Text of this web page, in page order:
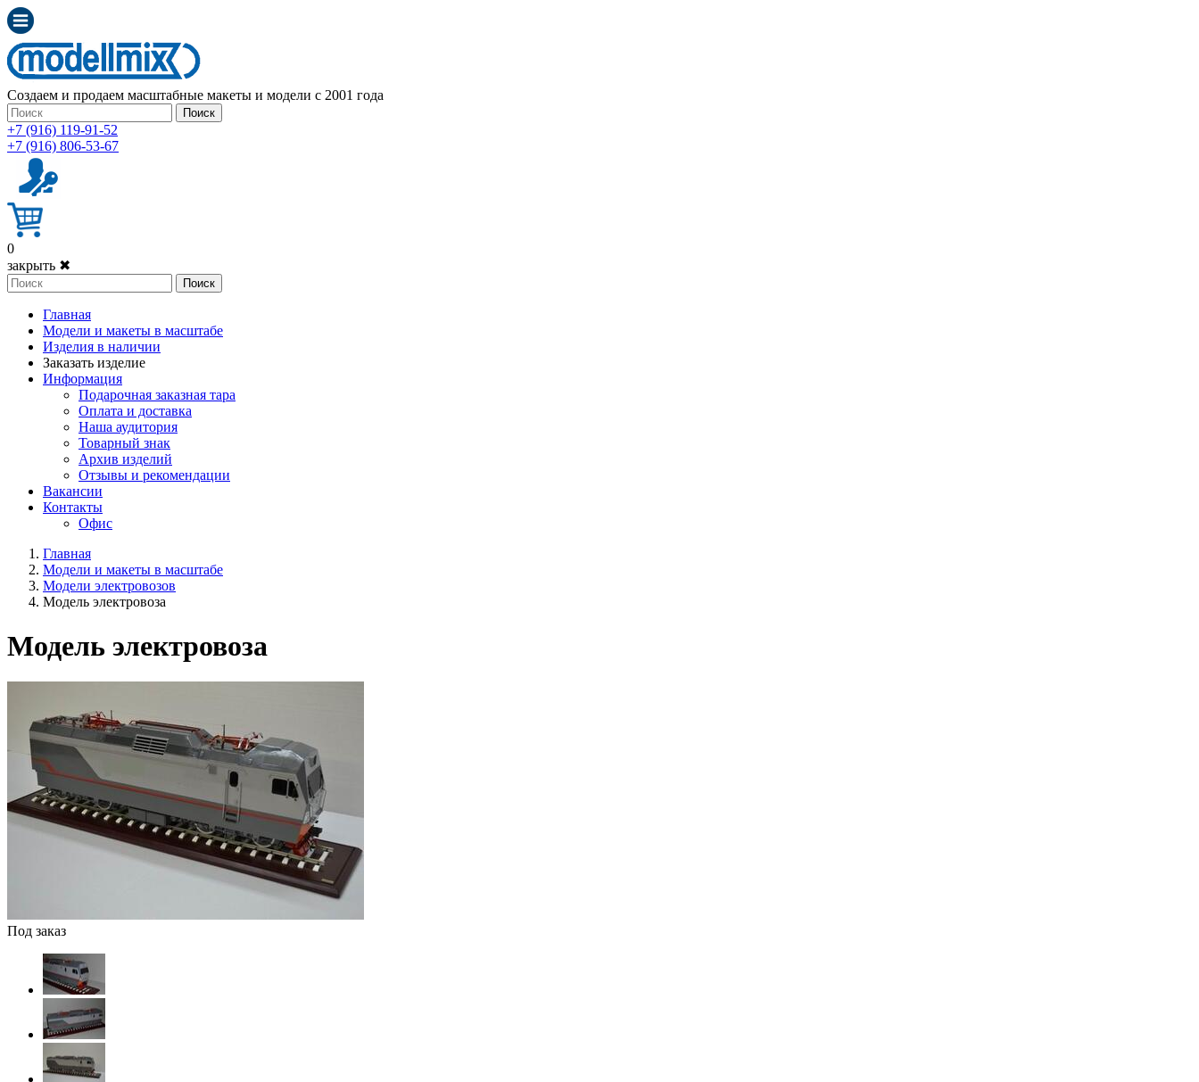
Создаем и продаем масштабные макеты и модели с 2001 года
Поиск
+7 (916) 119-91-52
+7 (916) 806-53-67
0
закрыть ✖
Поиск
Главная
Модели и макеты в масштабе
Изделия в наличии
Заказать изделие
Информация
Подарочная заказная тара
Оплата и доставка
Наша аудитория
Товарный знак
Архив изделий
Отзывы и рекомендации
Вакансии
Контакты
Офис
Главная
Модели и макеты в масштабе
Модели электровозов
Модель электровоза
Модель электровоза
Под заказ